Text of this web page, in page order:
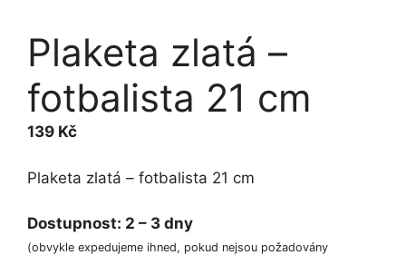
Plaketa zlatá –
fotbalista 21 cm
139 Kč
Plaketa zlatá – fotbalista 21 cm
Dostupnost: 2 – 3 dny
(obvykle expedujeme ihned, pokud nejsou požadovány